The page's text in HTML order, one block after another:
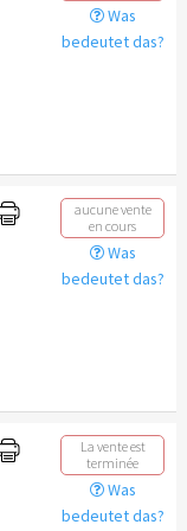
Was
bedeutet das?
aucune vente
en cours
Was
bedeutet das?
La vente est
terminée
Was
bedeutet das?